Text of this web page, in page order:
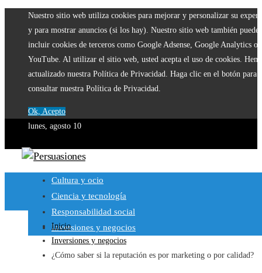
Nuestro sitio web utiliza cookies para mejorar y personalizar su
y para mostrar anuncios (si los hay). Nuestro sitio web también puede
incluir cookies de terceros como Google Adsense, Google Analytics o
YouTube. Al utilizar el sitio web, usted acepta el uso de cookies.
actualizado nuestra Política de Privacidad. Haga clic en el botón para
consultar nuestra Política de Privacidad.
Ok, Acepto
lunes, agosto 10
Cultura y ocio
Ciencia y tecnología
Responsabilidad social
Inversiones y negocios
Inicio
Inversiones y negocios
¿Cómo saber si la reputación es por marketing o por calidad?